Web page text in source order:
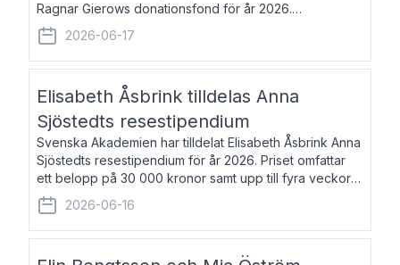
Ragnar Gierows donationsfond för år 2026.
Stipendiebeloppet är på 70 000 kronor vardera. Eric
Cullhed, född 1985, är professor i grekis
2026-06-17
Elisabeth Åsbrink tilldelas Anna
Sjöstedts resestipendium
Svenska Akademien har tilldelat Elisabeth Åsbrink Anna
Sjöstedts resestipendium för år 2026. Priset omfattar
ett belopp på 30 000 kronor samt upp till fyra veckors
fri vistelse i Akademiens lägenhet i Berlin. Elisabeth
Åsbrink, född 1965 oc
2026-06-16